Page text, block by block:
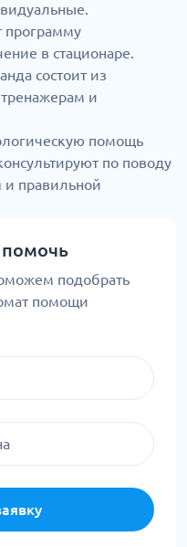
программу
в стационаре.
состоит из
и
помощь
по поводу
и правильной
подобрать
помощи